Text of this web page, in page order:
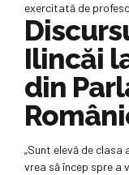
exercitată de
Ilincăi
din
„Sunt elevă de clasa
vrea să încep spre a